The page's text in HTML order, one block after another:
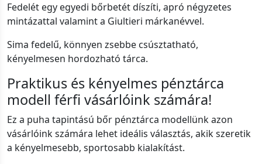
Fedelét egy egyedi bőrbetét díszíti, apró négyzetes
mintázattal valamint a Giultieri márkanévvel.
Sima fedelű, könnyen zsebbe csúsztatható,
kényelmesen hordozható tárca.
Praktikus és kényelmes pénztárca
modell férfi vásárlóink számára!
Ez a puha tapintású bőr pénztárca modellünk azon
vásárlóink számára lehet ideális választás, akik szeretik
a kényelmesebb, sportosabb kialakítást.